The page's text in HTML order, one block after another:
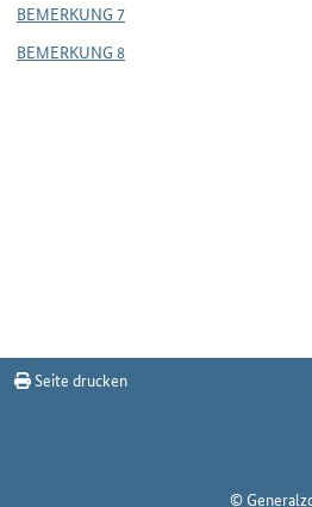
BEMERKUNG 7
BEMERKUNG 8
Seite drucken
©